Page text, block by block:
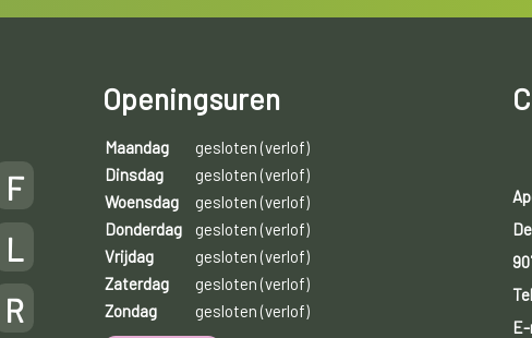
F
L
R
Openingsuren
Maandag
gesloten (verlof)
Dinsdag
gesloten (verlof)
Woensdag
gesloten (verlof)
Donderdag
gesloten (verlof)
Vrijdag
gesloten (verlof)
Zaterdag
gesloten (verlof)
Zondag
gesloten (verlof)